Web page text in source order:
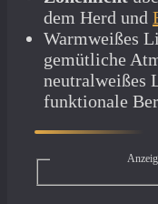
dem Herd und
Warmweißes
gemütliche
neutralweißes
funktionale